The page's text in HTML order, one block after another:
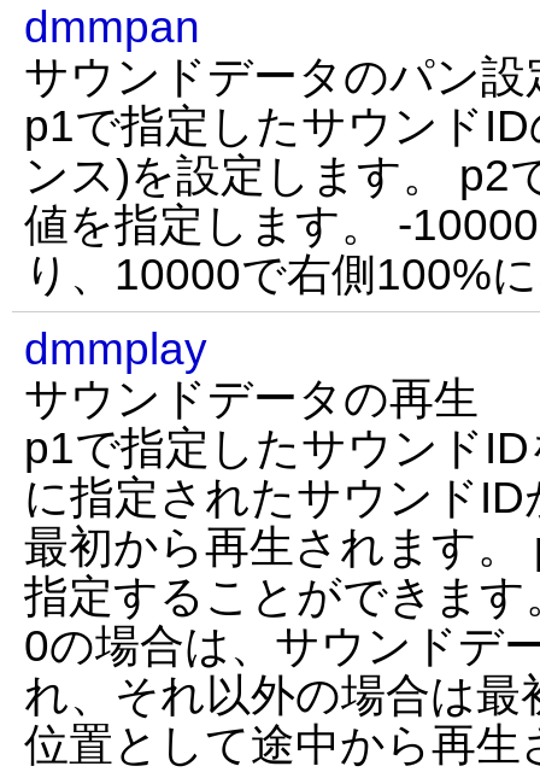
dmmpan
サウンドデータのパン設
p1で指定したサウンド
ンス)を設定します。 p2
値を指定します。 -
り、10000で右側100%
dmmplay
サウンドデータの再生
p1で指定したサウンド
に指定されたサウンド
最初から再生されます
指定することができま
0の場合は、サウンドデ
れ、それ以外の場合は
位置として途中から再生